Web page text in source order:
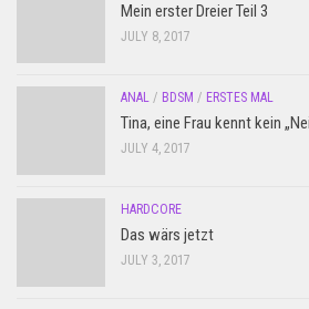
Mein erster Dreier Teil 3
JULY 8, 2017
ANAL / BDSM / ERSTES MAL
Tina, eine Frau kennt kein
JULY 4, 2017
HARDCORE
Das wärs jetzt
JULY 3, 2017